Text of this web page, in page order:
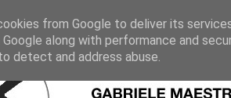
from Google to deliver its
Google along with performance and
detect and address abuse.